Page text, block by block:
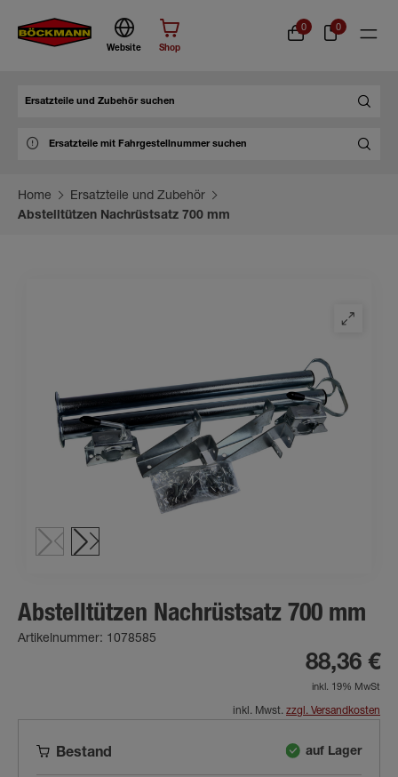
Website Shop
0 0
Home
Ersatzteile und Zubehör
Abstelltützen Nachrüstsatz 700 mm
Abstelltützen Nachrüstsatz 700 mm
Artikelnummer: 1078585
88,36 €
inkl. 19% MwSt
inkl. Mwst. zzgl. Versandkosten
Bestand auf Lager